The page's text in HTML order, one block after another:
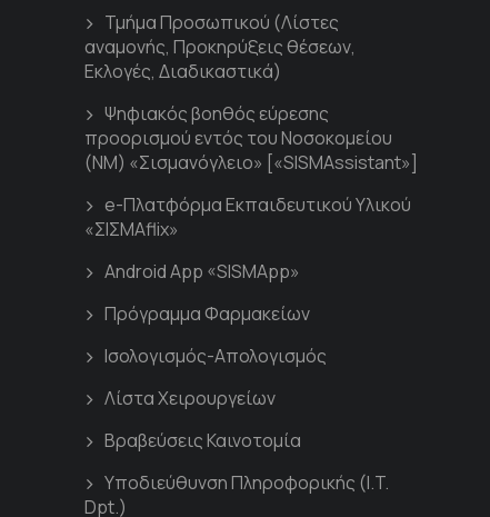
Τμήμα Προσωπικού (Λίστες
αναμονής, Προκηρύξεις θέσεων,
Εκλογές, Διαδικαστικά)
Ψηφιακός βοηθός εύρεσης
προορισμού εντός του Νοσοκομείου
(ΝΜ) «Σισμανόγλειο» [«SISMAssistant»]
e-Πλατφόρμα Εκπαιδευτικού Υλικού
«ΣΙΣΜΑflix»
Android App «SISMApp»
Πρόγραμμα Φαρμακείων
Ισολογισμός-Απολογισμός
Λίστα Χειρουργείων
Βραβεύσεις Καινοτομία
Υποδιεύθυνση Πληροφορικής (I.T.
Dpt.)